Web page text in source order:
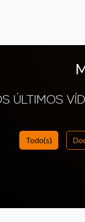
ÚLTIMOS
Todo(s)